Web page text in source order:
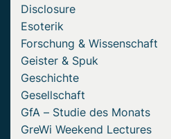
Disclosure
Esoterik
Forschung & Wissenschaft
Geister & Spuk
Geschichte
Gesellschaft
GfA – Studie des Monats
GreWi Weekend Lectures